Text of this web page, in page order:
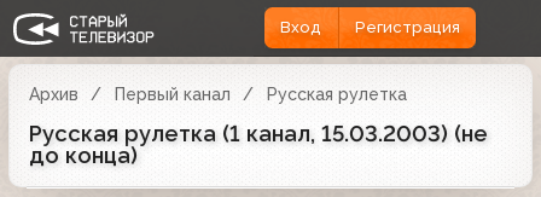
Вход Регистрация
Архив Первый канал Русская рулетка
Русская рулетка (1 канал, 15.03.2003) (не
до конца)